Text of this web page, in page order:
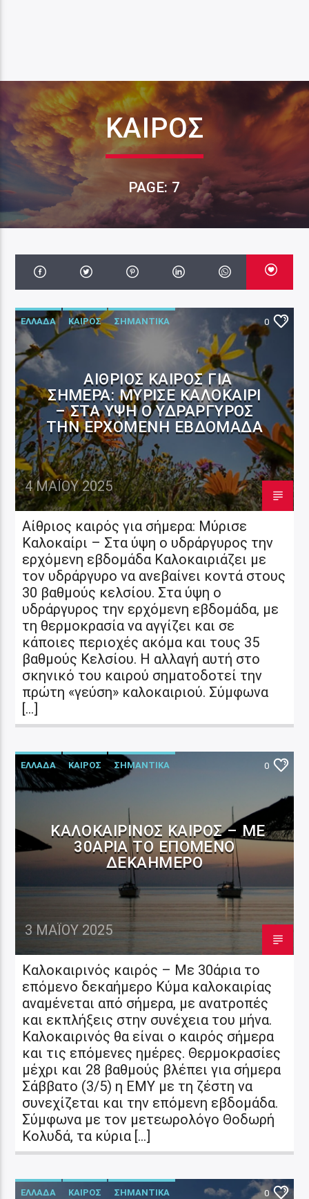
ΚΑΙΡΟΣ
PAGE: 7
ΕΛΛΑΔΑ ΚΑΙΡΟΣ ΣΗΜΑΝΤΙΚΑ 0
ΑΊΘΡΙΟΣ ΚΑΙΡΌΣ ΓΙΑ
ΣΉΜΕΡΑ: ΜΎΡΙΣΕ ΚΑΛΟΚΑΊΡΙ
– ΣΤΑ ΎΨΗ Ο ΥΔΡΆΡΓΥΡΟΣ
ΤΗΝ ΕΡΧΌΜΕΝΗ ΕΒΔΟΜΆΔΑ
4 ΜΑΪ́ΟΥ 2025
Αίθριος καιρός για σήμερα: Μύρισε
Καλοκαίρι – Στα ύψη ο υδράργυρος την
ερχόμενη εβδομάδα Καλοκαιριάζει με
τον υδράργυρο να ανεβαίνει κοντά στους
30 βαθμούς κελσίου. Στα ύψη ο
υδράργυρος την ερχόμενη εβδομάδα, με
τη θερμοκρασία να αγγίζει και σε
κάποιες περιοχές ακόμα και τους 35
βαθμούς Κελσίου. Η αλλαγή αυτή στο
σκηνικό του καιρού σηματοδοτεί την
πρώτη «γεύση» καλοκαιριού. Σύμφωνα
[…]
ΕΛΛΑΔΑ ΚΑΙΡΟΣ ΣΗΜΑΝΤΙΚΑ 0
ΚΑΛΟΚΑΙΡΙΝΌΣ ΚΑΙΡΌΣ – ΜΕ
30ΆΡΙΑ ΤΟ ΕΠΌΜΕΝΟ
ΔΕΚΑΉΜΕΡΟ
3 ΜΑΪ́ΟΥ 2025
Καλοκαιρινός καιρός – Με 30άρια το
επόμενο δεκαήμερο Κύμα καλοκαιρίας
αναμένεται από σήμερα, με ανατροπές
και εκπλήξεις στην συνέχεια του μήνα.
Καλοκαιρινός θα είναι ο καιρός σήμερα
και τις επόμενες ημέρες. Θερμοκρασίες
μέχρι και 28 βαθμούς βλέπει για σήμερα
Σάββατο (3/5) η ΕΜΥ με τη ζέστη να
συνεχίζεται και την επόμενη εβδομάδα.
Σύμφωνα με τον μετεωρολόγο Θοδωρή
Κολυδά, τα κύρια […]
ΕΛΛΑΔΑ ΚΑΙΡΟΣ ΣΗΜΑΝΤΙΚΑ 0